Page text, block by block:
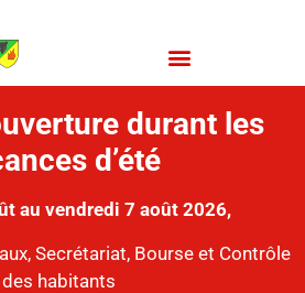
durant les
d’été
au vendredi 7 août 2026,
Secrétariat, Bourse et Contrôle
des habitants